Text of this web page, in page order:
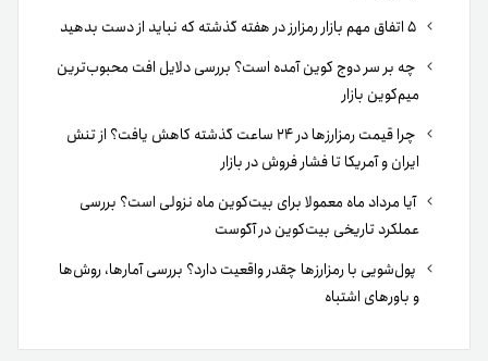
چه بر سر دوج کوین آمده است؟ بررسی دلایل افت محبوب‌ترین
میم‌کوین بازار
چرا قیمت رمزارزها در ۲۴ ساعت گذشته کاهش یافت؟ از تنش
ایران و آمریکا تا فشار فروش در بازار
آیا مرداد ماه معمولا برای بیت‌کوین ماه نزولی است؟ بررسی
عملکرد تاریخی بیت‌کوین در آگوست
پول‌شویی با رمزارزها چقدر واقعیت دارد؟ بررسی آمارها، روش‌ها
و باورهای اشتباه